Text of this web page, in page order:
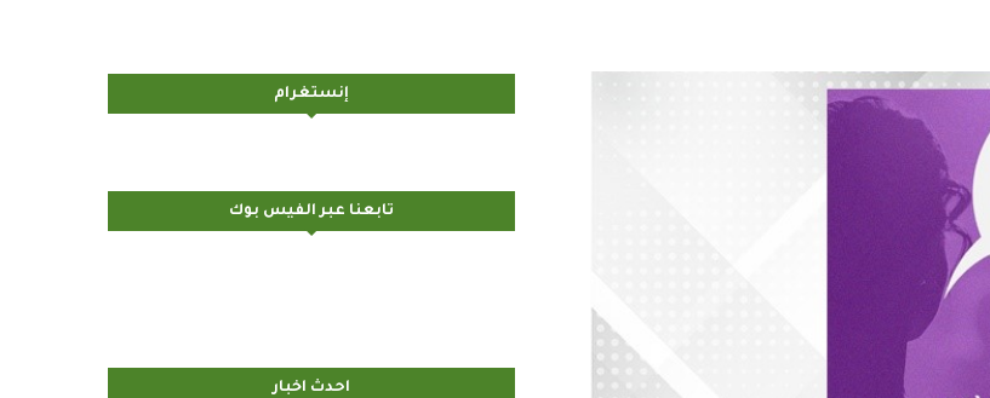
إنستغرام
تابعنا عبر الفيس بوك
احدث اخبار